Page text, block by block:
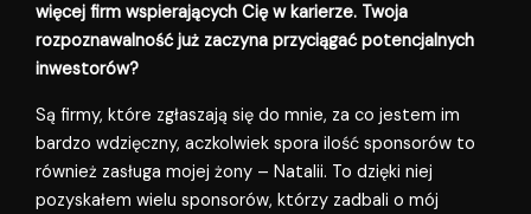
więcej firm wspierających Cię w karierze. Twoja
rozpoznawalność już zaczyna przyciągać potencjalnych
inwestorów?
Są firmy, które zgłaszają się do mnie, za co jestem im
bardzo wdzięczny, aczkolwiek spora ilość sponsorów to
również zasługa mojej żony – Natalii. To dzięki niej
pozyskałem wielu sponsorów, którzy zadbali o mój